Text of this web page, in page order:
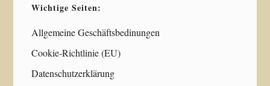
Wichtige Seiten:
Allgemeine Geschäftsbedinungen
Cookie-Richtlinie (EU)
Datenschutzerklärung